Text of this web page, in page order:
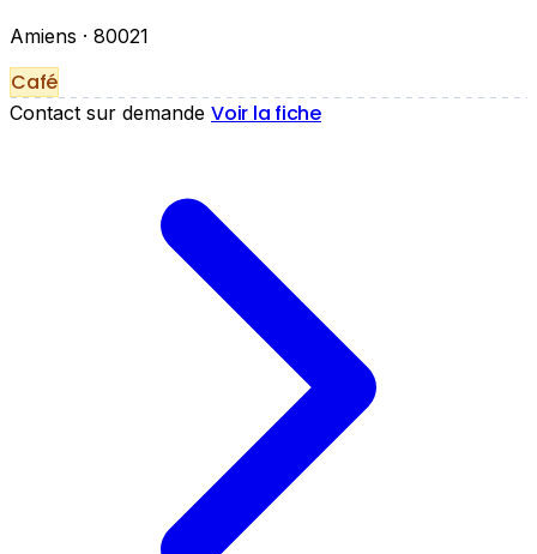
Amiens · 80021
Café
Contact sur demande Voir la fiche